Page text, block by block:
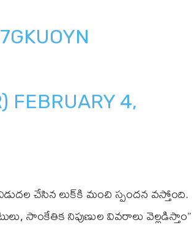
FEBRUARY 4,
చేసిన లుక్‌కి మంచి స్పందన వస్తోంది.
సాంకేతిక నిపుణుల వివరాలు వెల్లడిస్తాం’’